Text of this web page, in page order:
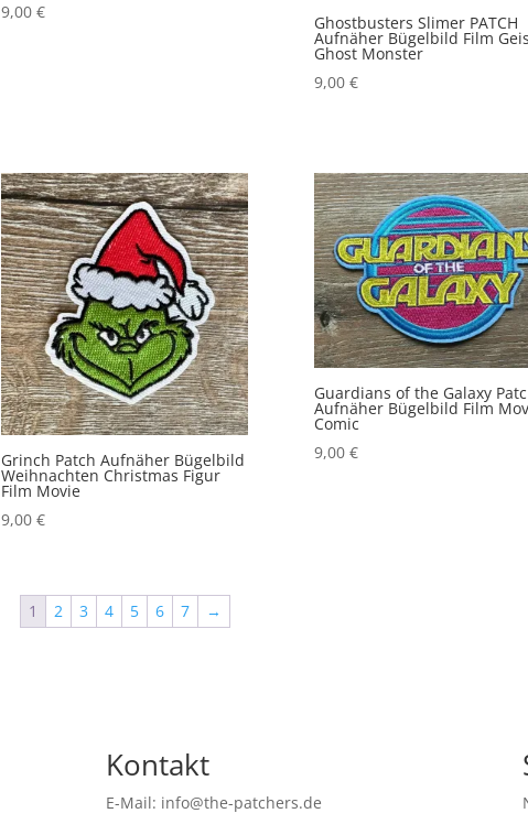
9,00 € Ghostbusters Slimer PATCH
Aufnäher Bügelbild Film
Ghost Monster
9,00 €
Grinch Patch Aufnäher Bügelbild
Weihnachten Christmas Figur
Film Movie
9,00 €
Guardians of the Galaxy
Aufnäher Bügelbild Film
Comic
9,00 €
1 2 3 4 5 6 7 →
Kontakt
E-Mail: info@the-patchers.de